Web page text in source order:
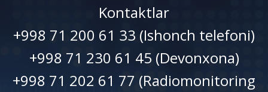
Kontaktlar
+998 71 200 61 33 (Ishonch telefoni)
+998 71 230 61 45 (Devonxonа)
+998 71 202 61 77 (Radiomonitoring